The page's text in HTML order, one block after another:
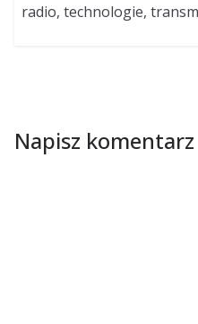
radio, technologie,
Napisz komentarz